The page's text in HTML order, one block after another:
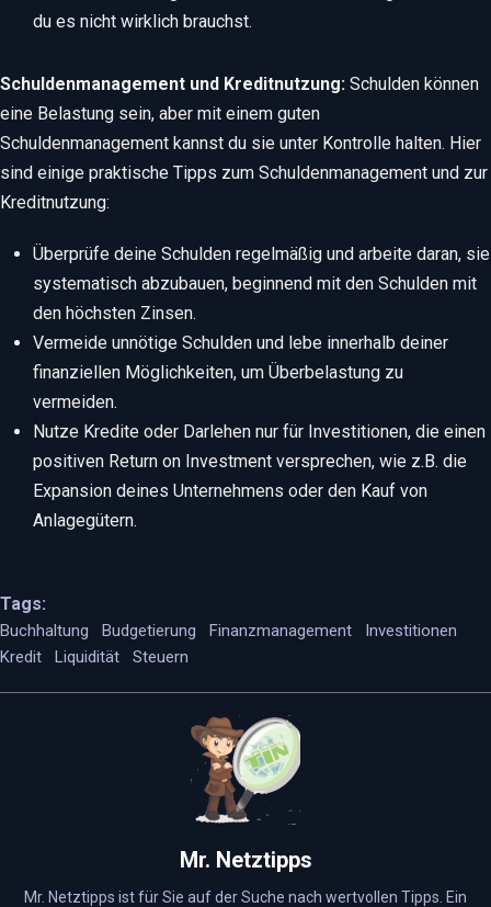
du es nicht wirklich brauchst.
Schuldenmanagement und Kreditnutzung: Schulden können
eine Belastung sein, aber mit einem guten
Schuldenmanagement kannst du sie unter Kontrolle halten. Hier
sind einige praktische Tipps zum Schuldenmanagement und zur
Kreditnutzung:
Überprüfe deine Schulden regelmäßig und arbeite daran, sie
systematisch abzubauen, beginnend mit den Schulden mit
den höchsten Zinsen.
Vermeide unnötige Schulden und lebe innerhalb deiner
finanziellen Möglichkeiten, um Überbelastung zu
vermeiden.
Nutze Kredite oder Darlehen nur für Investitionen, die einen
positiven Return on Investment versprechen, wie z.B. die
Expansion deines Unternehmens oder den Kauf von
Anlagegütern.
Tags:
Buchhaltung Budgetierung Finanzmanagement
Investitionen
Kredit
Liquidität Steuern
Mr. Netztipps
Mr. Netztipps ist für Sie auf der Suche nach wertvollen Tipps. Ein